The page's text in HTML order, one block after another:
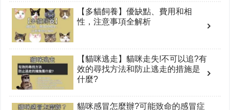
【多貓飼養】優缺點、費用和相
性，注意事項全解析
【貓咪逃走】貓咪走失!不可以追?有
效的尋找方法和防止逃走的措施是
什麼?
貓咪感冒怎麼辦?可能致命的感冒症